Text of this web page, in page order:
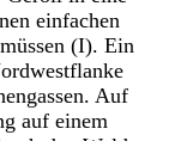
einfachen
(I). Ein
Auf
auf einem